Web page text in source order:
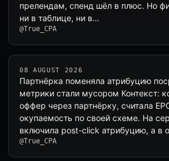
прелендам, спенд шёл в плюс. Но
ни в таблице, ни в…
@True_CPA
08 AUGUST 2026
Партнёрка поменяла атрибуцию
метрики стали мусором Контекст:
оффер через партнёрку, считала
окупаемость по своей схеме. На
включила post-click атрибуцию, а в
@True_CPA